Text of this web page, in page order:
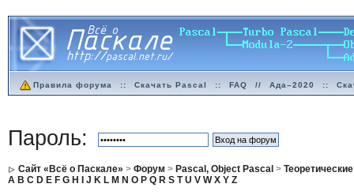
Правила форума :: Скачать Pascal :: FAQ // Ада–2020 ::
Пароль:
Сайт «Всё о Паскале» > Форум > Pascal, Object Pascal >
A B C D E F G H J K L M N O P Q R S T U V W X Y Z